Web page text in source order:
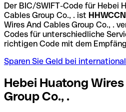
Der BIC/SWIFT-Code für Hebei
Cables Group Co., . ist
Wires And Cables Group Co., .
Codes für unterschiedliche
richtigen Code mit dem
Sparen Sie Geld bei
Hebei Huatong
Group Co., .